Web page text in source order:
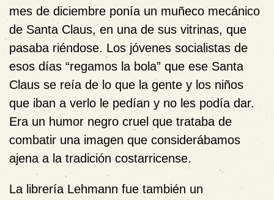
mes de diciembre ponía un muñeco mecánico
de Santa Claus, en una de sus vitrinas, que
pasaba riéndose. Los jóvenes socialistas de
esos días “regamos la bola” que ese Santa
Claus se reía de lo que la gente y los niños
que iban a verlo le pedían y no les podía dar.
Era un humor negro cruel que trataba de
combatir una imagen que considerábamos
ajena a la tradición costarricense.
La librería Lehmann fue también un